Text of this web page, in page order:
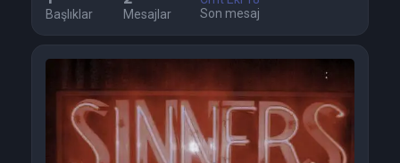
Başlıklar Mesajlar
Son mesaj